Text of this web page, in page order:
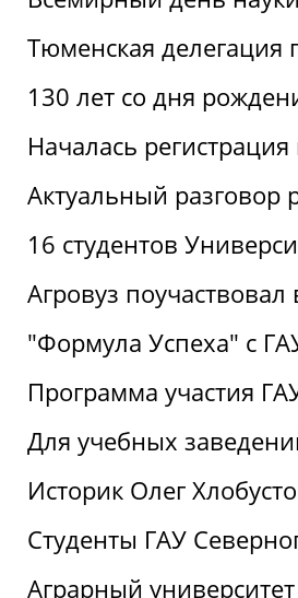
Тюменская делегация
130 лет со дня
Началась
Актуальный разговор
16 студентов
Агровуз
"Формула Успеха" с
Программа участия
Для учебных
Историк Олег
Студенты ГАУ
Аграрный